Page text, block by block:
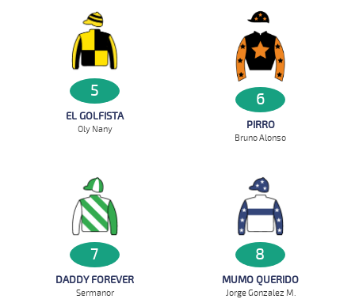
5
EL GOLFISTA
Oly Nany
6
PIRRO
Bruno Alonso
7
DADDY FOREVER
Sermanor
8
MUMO QUERIDO
Jorge Gonzalez M.